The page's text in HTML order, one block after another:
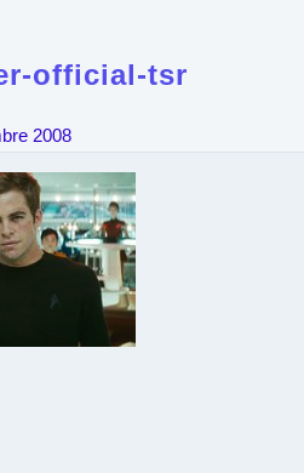
official-tsr
2008